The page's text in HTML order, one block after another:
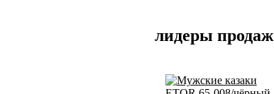
лидеры продаж